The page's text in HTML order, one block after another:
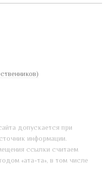
допускается при
информации.
ссылки считаем
«ата-та», в том числе